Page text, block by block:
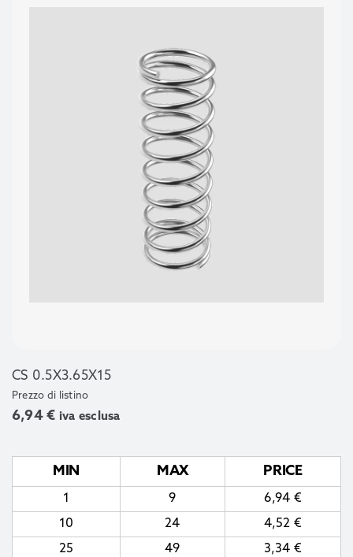
CS 0.5X3.65X15
Prezzo di listino
6,94€ iva esclusa
MIN MAX PRICE
1 9 6,94 €
10
24 4,52 €
25
49 3,34 €